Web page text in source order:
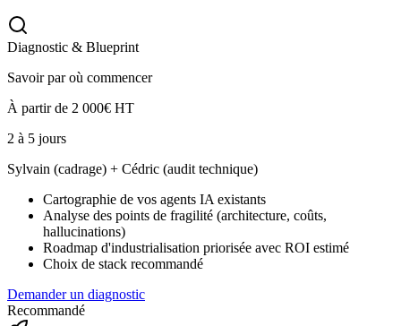
Diagnostic & Blueprint
Savoir par où commencer
À partir de 2 000€ HT
2 à 5 jours
Sylvain (cadrage) + Cédric (audit technique)
Cartographie de vos agents IA existants
Analyse des points de fragilité (architecture, coûts,
hallucinations)
Roadmap d'industrialisation priorisée avec ROI estimé
Choix de stack recommandé
Demander un diagnostic
Recommandé